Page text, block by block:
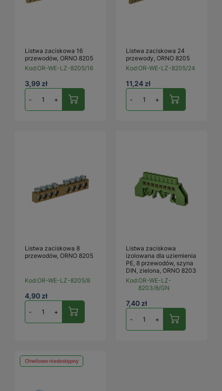
Listwa zaciskowa 16
przewodów, ORNO 8205
Kod:OR-WE-LZ-8205/16
3,99 zł
- +
Listwa zaciskowa 24
przewody, ORNO 8205
Kod:OR-WE-LZ-8205/24
11,24 zł
- +
Listwa zaciskowa 8
przewodów, ORNO 8205
Kod:OR-WE-LZ-8205/8
4,90 zł
- +
Listwa zaciskowa
izolowana dla uziemienia
PE, 8 przewodów, szyna
DIN, zielona, ORNO 8203
Kod:OR-WE-LZ-
8203/8/GN
7,40 zł
- +
Chwilowo niedostępny